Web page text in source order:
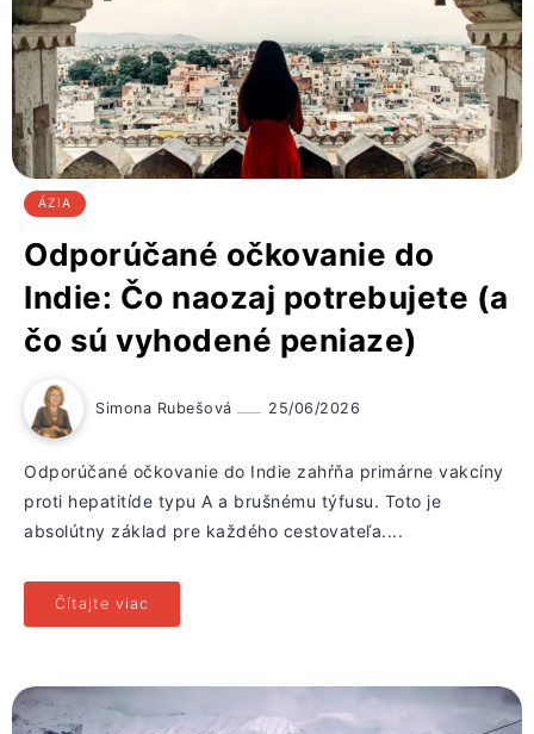
ÁZIA
Odporúčané očkovanie do
Indie: Čo naozaj potrebujete (a
čo sú vyhodené peniaze)
Simona Rubešová 25/06/2026
Odporúčané očkovanie do Indie zahŕňa primárne vakcíny
proti hepatitíde typu A a brušnému týfusu. Toto je
absolútny základ pre každého cestovateľa....
Čítajte viac